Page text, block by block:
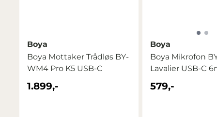
Boya
Boya Mottaker Trådløs BY-
WM4 Pro K5 USB-C
1.899,-
Boya
Boya Mikrofon
Lavalier USB-C
579,-